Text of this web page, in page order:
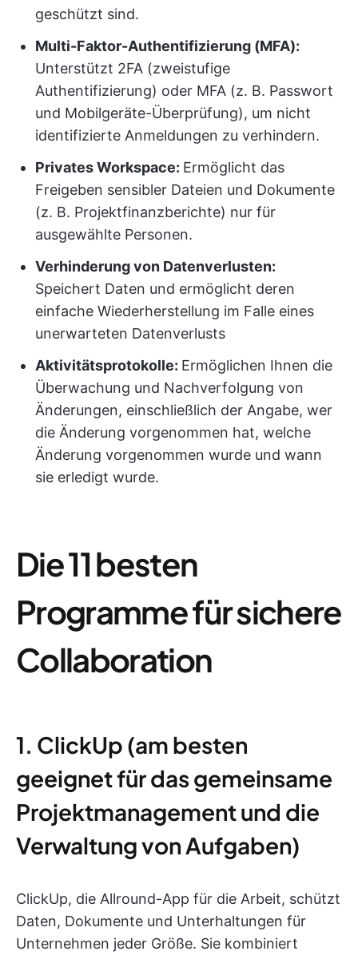
geschützt sind.
Multi-Faktor-Authentifizierung (MFA):
Unterstützt 2FA (zweistufige
Authentifizierung) oder MFA (z. B. Passwort
und Mobilgeräte-Überprüfung), um nicht
identifizierte Anmeldungen zu verhindern.
Privates Workspace: Ermöglicht das
Freigeben sensibler Dateien und Dokumente
(z. B. Projektfinanzberichte) nur für
ausgewählte Personen.
Verhinderung von Datenverlusten:
Speichert Daten und ermöglicht deren
einfache Wiederherstellung im Falle eines
unerwarteten Datenverlusts
Aktivitätsprotokolle: Ermöglichen Ihnen die
Überwachung und Nachverfolgung von
Änderungen, einschließlich der Angabe, wer
die Änderung vorgenommen hat, welche
Änderung vorgenommen wurde und wann
sie erledigt wurde.
Die 11 besten
Programme für sichere
Collaboration
1. ClickUp (am besten
geeignet für das gemeinsame
Projektmanagement und die
Verwaltung von Aufgaben)
ClickUp, die Allround-App für die Arbeit, schützt
Daten, Dokumente und Unterhaltungen für
Unternehmen jeder Größe. Sie kombiniert